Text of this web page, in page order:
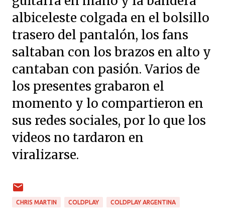
albiceleste colgada en el bolsillo
trasero del pantalón, los fans
saltaban con los brazos en alto y
cantaban con pasión. Varios de
los presentes grabaron el
momento y lo compartieron en
sus redes sociales, por lo que los
videos no tardaron en
viralizarse.
CHRIS MARTIN COLDPLAY COLDPLAY ARGENTINA